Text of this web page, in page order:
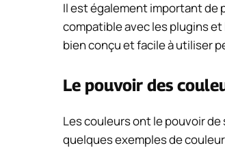
Il est également important de
compatible avec les plugins
bien conçu et facile à utiliser
Le pouvoir des
Les couleurs ont le pouvoir
quelques exemples de